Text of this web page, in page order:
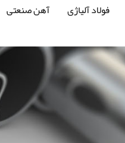
فولاد آلیاژی آهن صنعتی